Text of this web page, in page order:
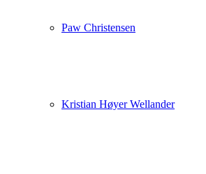
Paw Christensen
Kristian Høyer Wellander